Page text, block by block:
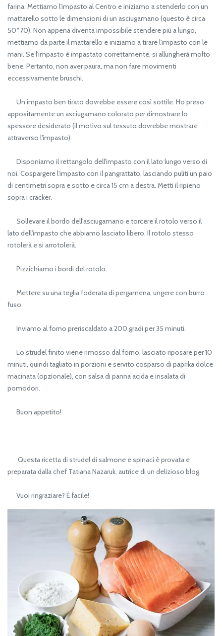
farina. Mettiamo l'impasto al Centro e iniziamo a stenderlo con un
mattarello sotto le dimensioni di un asciugamano (questo è circa
50*70). Non appena diventa impossibile stendere più a lungo,
mettiamo da parte il mattarello e iniziamo a tirare l'impasto con le
mani. Se l'impasto è impastato correttamente, si allungherà molto
bene. Pertanto, non aver paura, ma non fare movimenti
eccessivamente bruschi.
Un impasto ben tirato dovrebbe essere così sottile. Ho preso
appositamente un asciugamano colorato per dimostrare lo
spessore desiderato (il motivo sul tessuto dovrebbe mostrare
attraverso l'impasto).
Disponiamo il rettangolo dell'impasto con il lato lungo verso di
noi. Cospargere l'impasto con il pangrattato, lasciando puliti un paio
di centimetri sopra e sotto e circa 15 cm a destra. Metti il ripieno
sopra i cracker.
Sollevare il bordo dell'asciugamano e torcere il rotolo verso il
lato dell'impasto che abbiamo lasciato libero. Il rotolo stesso
rotolerà e si arrotolerà.
Pizzichiamo i bordi del rotolo.
Mettere su una teglia foderata di pergamena, ungere con burro
fuso.
Inviamo al forno preriscaldato a 200 gradi per 35 minuti.
Lo strudel finito viene rimosso dal forno, lasciato riposare per 10
minuti, quindi tagliato in porzioni e servito cosparso di paprika dolce
macinata (opzionale), con salsa di panna acida e insalata di
pomodori.
Buon appetito!
Questa ricetta di strudel di salmone e spinaci è provata e
preparata dalla chef Tatiana Nazaruk, autrice di un delizioso blog.
Vuoi ringraziare? È facile!